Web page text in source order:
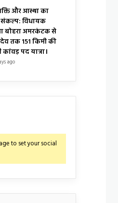
और आस्था का
विधायक
बोहरा अमरकंटक से
तक 151 किमी की
पद यात्रा।
ago
to set your social